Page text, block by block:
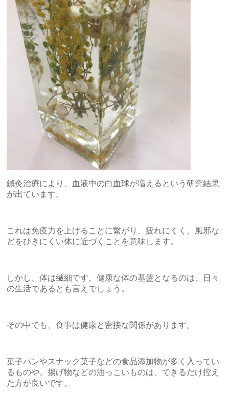
鍼灸治療により、血液中の白血球が増えるという研究結果
が出ています。
これは免疫力を上げることに繋がり、疲れにくく、風邪な
どをひきにくい体に近づくことを意味します。
しかし、体は繊細です。健康な体の基盤となるのは、日々
の生活であるとも言えでしょう。
その中でも、食事は健康と密接な関係があります。
菓子パンやスナック菓子などの食品添加物が多く入ってい
るものや、揚げ物などの油っこいものは、できるだけ控え
た方が良いです。